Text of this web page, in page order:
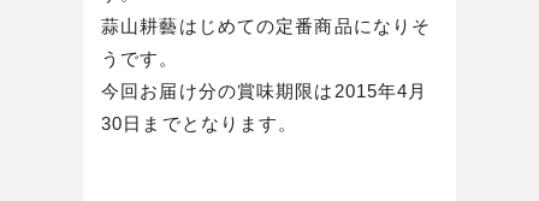
蒜山耕藝はじめての定番商品になりそ
うです。
今回お届け分の賞味期限は2015年4月
30日までとなります。